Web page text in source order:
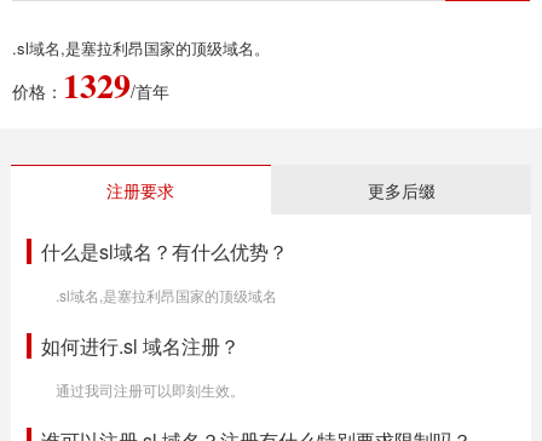
.sl域名,是塞拉利昂国家的顶级域名。
价格： 1329/首年
注册要求 更多后缀
什么是sl域名？有什么优势？
.sl域名,是塞拉利昂国家的顶级域名
如何进行.sl 域名注册？
通过我司注册可以即刻生效。